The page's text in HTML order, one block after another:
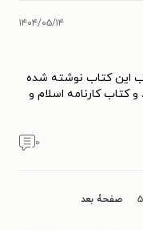
۱۴۰۴/۰۵/۱۴
این کتاب نوشته شده
کتاب کارنامه اسلام و
۰
۵ صفحۀ بعد